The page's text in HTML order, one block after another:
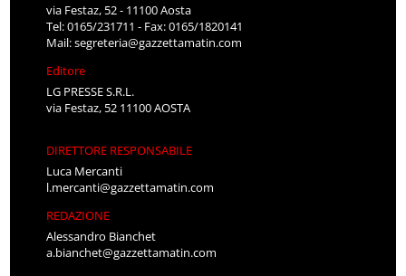
via Festaz, 52 - 11100 Aosta
Tel: 0165/231711 - Fax: 0165/1820141
Mail:segreteria@gazzettamatin.com
Editore
LG PRESSE S.R.L.
via Festaz, 52 11100 AOSTA
DIRETTORE RESPONSABILE
Luca Mercanti
l.mercanti@gazzettamatin.com
REDAZIONE
Alessandro Bianchet
a.bianchet@gazzettamatin.com